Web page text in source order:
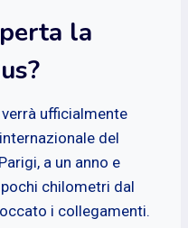
la
ufficialmente
del
a un anno e
chilometri dal
i collegamenti.